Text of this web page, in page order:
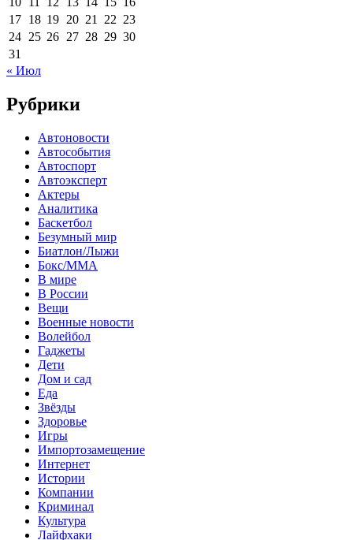
17 18 19 20 21 22 23
24 25 26 27 28 29 30
31
« Июл
Рубрики
Автоновости
Автособытия
Автоспорт
Автоэксперт
Актеры
Аналитика
Баскетбол
Безумный мир
Биатлон/Лыжи
Бокс/MMA
В мире
В России
Вещи
Военные новости
Волейбол
Гаджеты
Дети
Дом и сад
Еда
Звёзды
Здоровье
Игры
Импортозамещение
Интернет
Истории
Компании
Криминал
Культура
Лайфхаки